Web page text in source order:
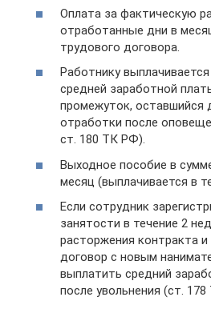
Оплата за фактическую
отработанные дни в
трудового договора.
Работнику
средней заработной
промежуток, оставшийся
отработки после
ст. 180 ТК РФ).
Выходное пособие в
месяц (выплачивается в
Если сотрудник
занятости в течение 2
расторжения контракта
договор с новым
выплатить средний
после увольнения (ст.